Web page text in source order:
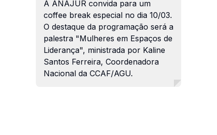
A ANAJUR convida para um
coffee break especial no dia 10/03.
O destaque da programação será a
palestra "Mulheres em Espaços de
Liderança", ministrada por Kaline
Santos Ferreira, Coordenadora
Nacional da CCAF/AGU.